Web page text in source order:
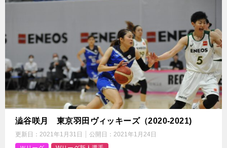
澁谷咲月 東京羽田ヴィッキーズ（2020-2021)
更新日： 2021年1月31日 公開日： 2021年1月24日